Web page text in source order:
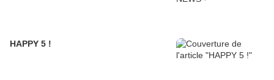
HAPPY 5 !